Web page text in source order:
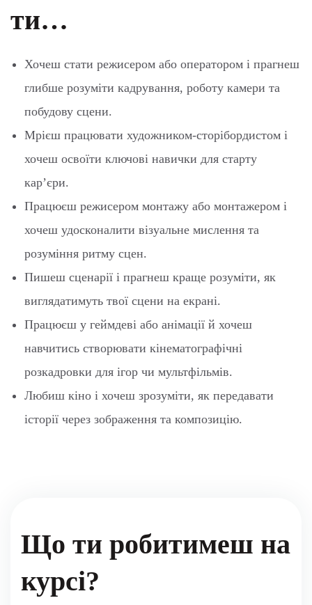
ти…
Хочеш стати режисером або оператором і прагнеш
глибше розуміти кадрування, роботу камери та
побудову сцени.
Мрієш працювати художником-сторібордистом і
хочеш освоїти ключові навички для старту
кар’єри.
Працюєш режисером монтажу або монтажером і
хочеш удосконалити візуальне мислення та
розуміння ритму сцен.
Пишеш сценарії і прагнеш краще розуміти, як
виглядатимуть твої сцени на екрані.
Працюєш у геймдеві або анімації й хочеш
навчитись створювати кінематографічні
розкадровки для ігор чи мультфільмів.
Любиш кіно і хочеш зрозуміти, як передавати
історії через зображення та композицію.
Що ти робитимеш на
курсі?